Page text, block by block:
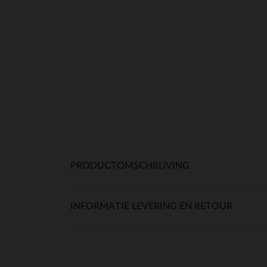
PRODUCTOMSCHRIJVING
INFORMATIE LEVERING EN RETOUR